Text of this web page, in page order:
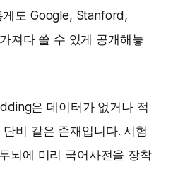
게도 Google, Stanford,
져다 쓸 수 있게 공개해놓
은 데이터가 없거나 적
비 같은 존재입니다. 시험
뇌에 미리 국어사전을 장착